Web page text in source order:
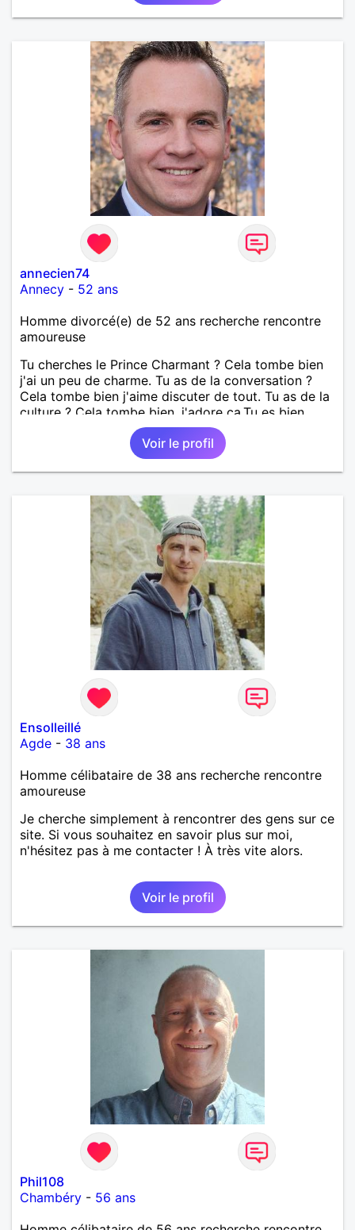
annecien74
Annecy - 52 ans
Homme divorcé(e) de 52 ans recherche rencontre
amoureuse
Tu cherches le Prince Charmant ? Cela tombe bien
j'ai un peu de charme. Tu as de la conversation ?
Cela tombe bien j'aime discuter de tout. Tu as de la
culture ? Cela tombe bien, j'adore ça.Tu es bien
dans ta tête et tes baskets ? Je préfère merci.Tu es
charmante, belle ? Là tu as tout de la femme
Voir le profil
Ensolleillé
Agde - 38 ans
Homme célibataire de 38 ans recherche rencontre
amoureuse
Je cherche simplement à rencontrer des gens sur ce
site. Si vous souhaitez en savoir plus sur moi,
n'hésitez pas à me contacter ! À très vite alors.
Voir le profil
Phil108
Chambéry - 56 ans